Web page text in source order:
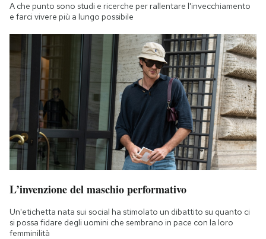
A che punto sono studi e ricerche per rallentare l'invecchiamento
e farci vivere più a lungo possibile
L’invenzione del maschio performativo
Un'etichetta nata sui social ha stimolato un dibattito su quanto ci
si possa fidare degli uomini che sembrano in pace con la loro
femminilità